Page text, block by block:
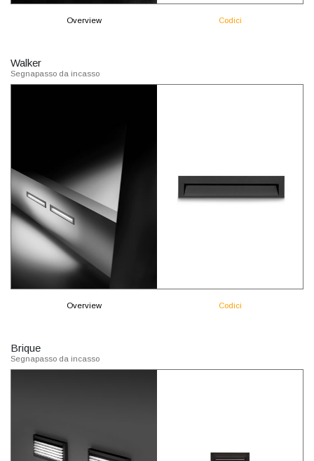
Overview Codici
Walker
Segnapasso da incasso
Overview Codici
Brique
Segnapasso da incasso